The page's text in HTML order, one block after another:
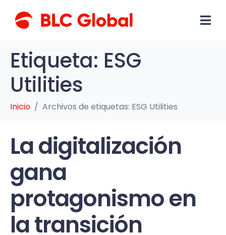
Etiqueta: ESG
Utilities
Inicio Archivos de etiquetas: ESG Utilities
La digitalización
gana
protagonismo en
la transición